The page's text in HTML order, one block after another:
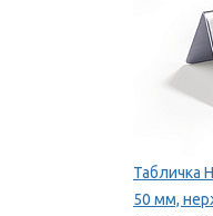
Табличка
50 мм,